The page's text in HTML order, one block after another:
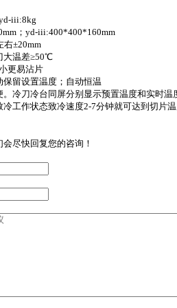
iii:8kg
； yd-iii:400*400*160mm
右±20mm
大温差≥50℃
更易沾片
留设置温度；自动恒温
冷刀冷台同屏分别显示预置温度和实时温
冷工作状态致冷速度2-7分钟就可达到切片
尽快回复您的咨询！